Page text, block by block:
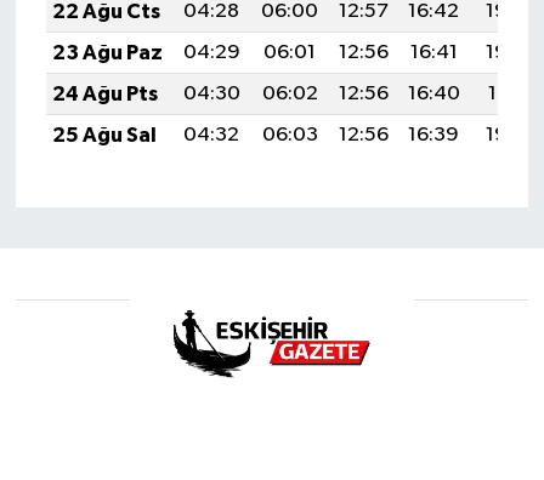
22 Ağu Cts
04:28 06:00 12:57 16:42
19:44
23 Ağu Paz
04:29 06:01 12:56 16:41
19:42
24 Ağu Pts
04:30 06:02 12:56 16:40
19:41
25 Ağu Sal
04:32 06:03 12:56 16:39 19:39